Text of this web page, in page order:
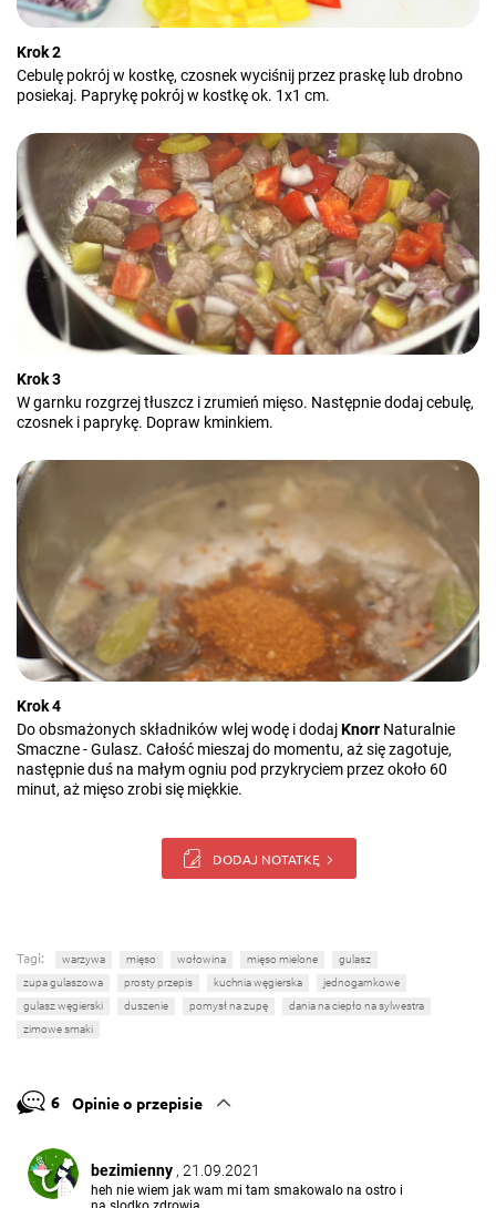
Krok 2
Cebulę pokrój w kostkę, czosnek wyciśnij przez praskę lub drobno
posiekaj. Paprykę pokrój w kostkę ok. 1x1 cm.
Krok 3
W garnku rozgrzej tłuszcz i zrumień mięso. Następnie dodaj cebulę,
czosnek i paprykę. Dopraw kminkiem.
Krok 4
Do obsmażonych składników wlej wodę i dodajKnorr Naturalnie
Smaczne - Gulasz. Całość mieszaj do momentu, aż się zagotuje,
następnie duś na małym ogniu pod przykryciem przez około 60
minut, aż mięso zrobi się miękkie.
DODAJ NOTATKĘ
Tagi: warzywa mięso wołowina mięso mielone
gulasz
zupa gulaszowa
prosty przepis kuchnia węgierska
jednogarnkowe
gulasz węgierski
duszenie pomysł na zupę
dania na ciepło na sylwestra
zimowe smaki
6 Opinie o przepisie
bezimienny , 21.09.2021
heh nie wiem jak wam mi tam smakowalo na ostro i